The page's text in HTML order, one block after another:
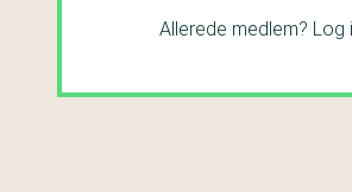
Allerede medlem? Log